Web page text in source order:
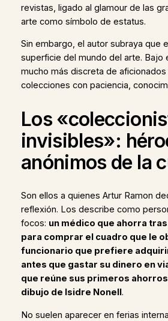
revistas, ligado al glamour de las
arte como símbolo de estatus.
Sin embargo, el autor subraya que
superficie del mundo del arte. Bajo
mucho más discreta de
colecciones con paciencia,
Los
invisibles»:
anónimos de la
Son ellos a quienes Artur Ramon
reflexión. Los describe como
focos: un médico que ahorra
para comprar el cuadro que le
funcionario que prefiere
antes que gastar su dinero en
que reúne sus primeros
dibujo de Isidre Nonell .
No suelen aparecer en ferias